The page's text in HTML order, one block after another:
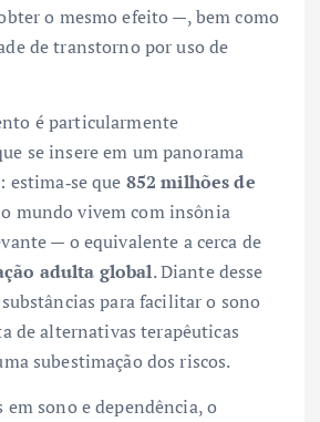
o mesmo efeito —, bem como
de transtorno por uso de
é particularmente
se insere em um panorama
que 852 milhões de
mundo vivem com insônia
— o equivalente a cerca de
adulta global. Diante desse
para facilitar o sono
de alternativas terapêuticas
subestimação dos riscos.
em sono e dependência, o